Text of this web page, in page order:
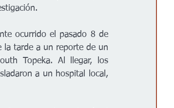
ocurrido el pasado 8 de
la tarde a un reporte de un
Topeka. Al llegar, los
a un hospital local,